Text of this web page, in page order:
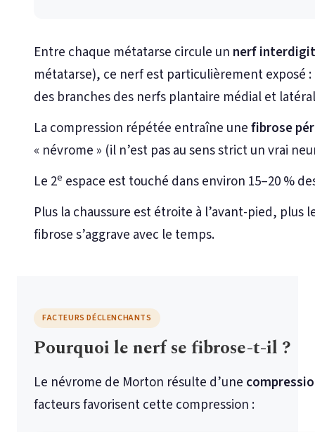
Entre chaque métatarse circule un nerf
métatarse), ce nerf est particulièrement exposé
des branches des nerfs plantaire médial et
La compression répétée entraîne unefibrose
« névrome » (il n’est pas au sens strict un vrai
Le 2e espace est touché dans environ 15–20 %
Plus la chaussure est étroite à l’avant-pied,
fibrose s’aggrave avec le temps.
FACTEURS DÉCLENCHANTS
Pourquoi le nerf se fibrose-t-il ?
Le névrome de Morton résulte d’une
facteurs favorisent cette compression :